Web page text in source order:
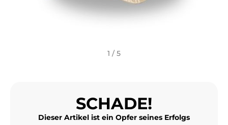
MOTORRADGEPÄCK
SPEZIELLE ANGEBOTE UND SONDERAKTIONEN
DE | EUR € — ÄNDERN
MARKEN
1 / 5
SCHADE!
Dieser Artikel ist ein Opfer seines Erfolgs